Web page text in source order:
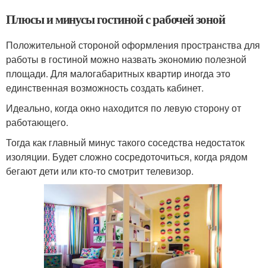
Плюсы и минусы гостиной с рабочей зоной
Положительной стороной оформления пространства для
работы в гостиной можно назвать экономию полезной
площади. Для малогабаритных квартир иногда это
единственная возможность создать кабинет.
Идеально, когда окно находится по левую сторону от
работающего.
Тогда как главный минус такого соседства недостаток
изоляции. Будет сложно сосредоточиться, когда рядом
бегают дети или кто-то смотрит телевизор.